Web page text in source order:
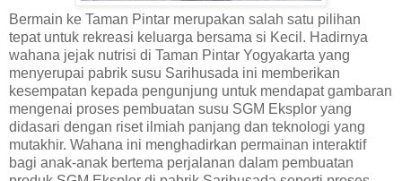
Bermain ke Taman Pintar merupakan salah satu pilihan
tepat untuk rekreasi keluarga bersama si Kecil. Hadirnya
wahana jejak nutrisi di Taman Pintar Yogyakarta yang
menyerupai pabrik susu Sarihusada ini memberikan
kesempatan kepada pengunjung untuk mendapat gambaran
mengenai proses pembuatan susu SGM Eksplor yang
didasari dengan riset ilmiah panjang dan teknologi yang
mutakhir. Wahana ini menghadirkan permainan interaktif
bagi anak-anak bertema perjalanan dalam pembuatan